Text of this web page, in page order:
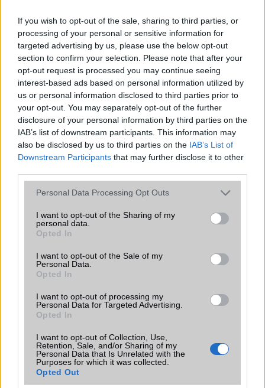
If you wish to opt-out of the sale, sharing to third parties, or
processing of your personal or sensitive information for
targeted advertising by us, please use the below opt-out
section to confirm your selection. Please note that after your
opt-out request is processed you may continue seeing
interest-based ads based on personal information utilized by
us or personal information disclosed to third parties prior to
your opt-out. You may separately opt-out of the further
disclosure of your personal information by third parties on the
IAB’s list of downstream participants. This information may
also be disclosed by us to third parties on the IAB’s List of
Downstream Participants that may further disclose it to other
Please note that this website/app uses one or more Google
not limited to your visit or usage behaviour. You may click to
grant or deny consent to Google and its third-party tags to
use your data for below specified purposes in below Google
consent section.
Personal Data Processing Opt Outs
I want to opt-out of the Sharing of my
personal data.
Opted In
I want to opt-out of the Sale of my
Personal Data.
Opted In
I want to opt-out of processing my
Personal Data for Targeted Advertising.
Opted In
I want to opt-out of Collection, Use,
Retention, Sale, and/or Sharing of my
Personal Data that Is Unrelated with the
Purposes for which it was collected.
Opted Out
Office alkalmazások
Microsoft Office 2013 RT (Word,
and Outlook)
Iránytũ ecompass
Extrák Nincs
EGYÉB
Vibra jelzés Van
SIM típus Nincs
SIM-ek száma 0
Terület
Brand
Limited Edition Nincs
SAR
0,00
N/A = Nincs adat. Legutóbbi frissítés: 2026-07-13 19:00:00